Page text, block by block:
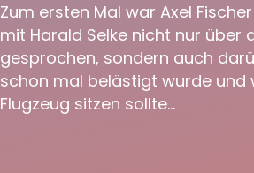
Schlagermarathon 2021
Zum ersten Mal war Axel
mit Harald Selke nicht nur über
gesprochen, sondern auch
schon mal belästigt wurde
Flugzeug sitzen sollte…